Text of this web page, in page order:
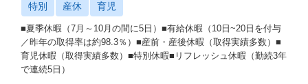
特別 産休 育児
■夏季休暇（7月～10月の間に5日）■有給休暇（10日~20日を付与
／昨年の取得率は約98.3％）■産前・産後休暇（取得実績多数）■
育児休暇（取得実績多数）■特別休暇■リフレッシュ休暇（勤続3年
で連続5日）